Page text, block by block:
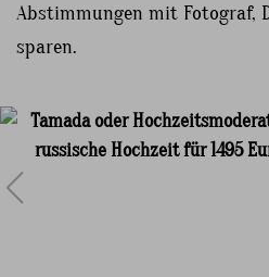
Abstimmungen mit Fotograf,
sparen.